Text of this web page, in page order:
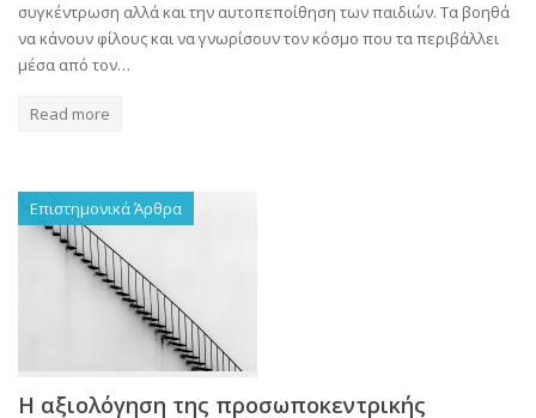
συγκέντρωση αλλά και την αυτοπεποίθηση των παιδιών. Τα βοηθά
να κάνουν φίλους και να γνωρίσουν τον κόσμο που τα περιβάλλει
μέσα από τον…
Read more
Επιστημονικά Άρθρα
Η αξιολόγηση της προσωποκεντρικής